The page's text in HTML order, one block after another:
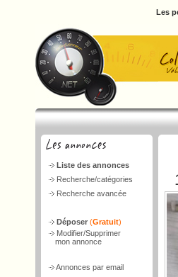
Les
Liste des annonces
Recherche/catégories
Recherche avancée
Déposer (Gratuit)
Modifier/Supprimer
mon annonce
Annonces par email